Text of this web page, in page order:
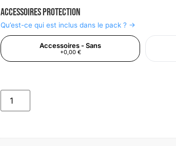
Accessoires Protection
Qu’est-ce qui est inclus dans le pack ? →
Accessoires - Sans
+0,00 €